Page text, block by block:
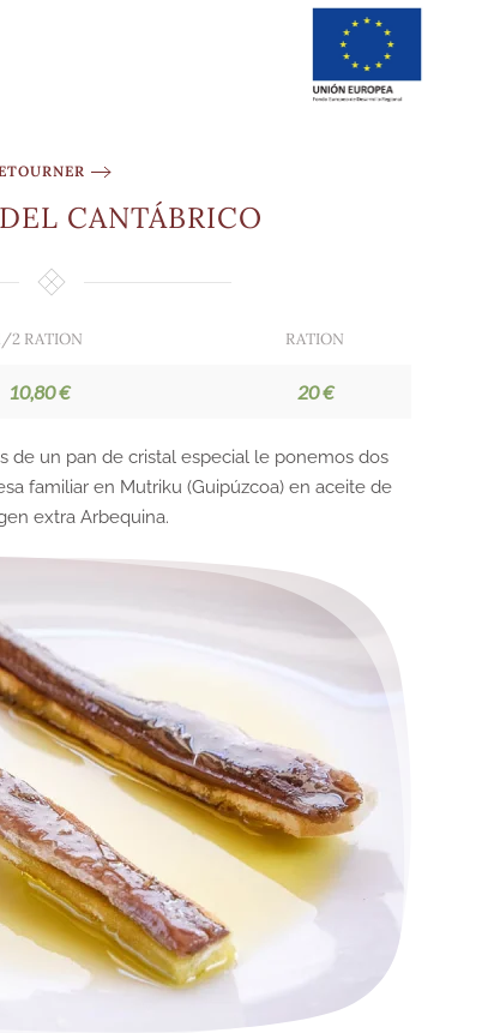
CANTÁBRICO
2 RATION RATION
10,80 € 20 €
de un pan de cristal especial le ponemos dos
familiar en Mutriku (Guipúzcoa) en aceite de
extra Arbequina.